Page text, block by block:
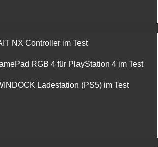
NX Controller im Test
RGB 4 für PlayStation 4 im Test
Ladestation (PS5) im Test